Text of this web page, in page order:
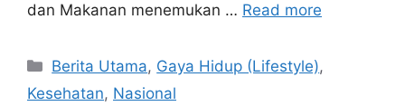
dan Makanan menemukan … Read more
C
a
Berita Utama, Gaya Hidup (Lifestyle),
Kesehatan, Nasional